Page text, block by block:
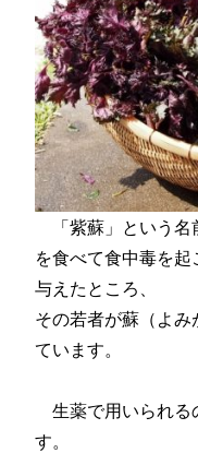
「紫蘇」という名
を食べて食中毒を
与えたところ、
その若者が蘇（よ
ています。
生薬で用いられる
す。